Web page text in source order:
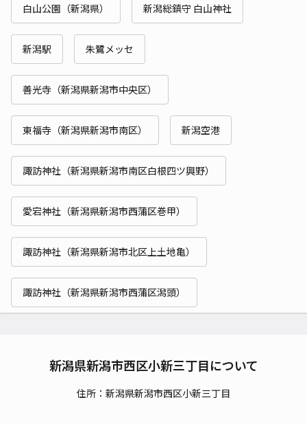
白山公園（新潟県） 新潟総鎮守 白山神社
新潟駅 朱鷺メッセ
善光寺（新潟県新潟市中央区）
東福寺（新潟県新潟市南区） 新潟空港
諏訪神社（新潟県新潟市南区白根四ツ興野）
愛宕神社（新潟県新潟市西蒲区巻甲）
諏訪神社（新潟県新潟市北区上土地亀）
諏訪神社（新潟県新潟市西蒲区潟頭）
新潟県新潟市西区小新三丁目について
住所：新潟県新潟市西区小新三丁目